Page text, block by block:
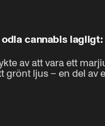
cannabis lagligt:
av att vara ett
grönt ljus – en del av